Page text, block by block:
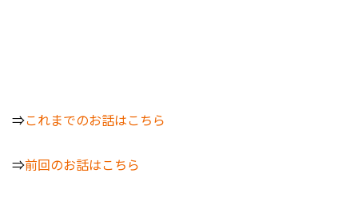
⇒これまでのお話はこちら
⇒前回のお話はこちら